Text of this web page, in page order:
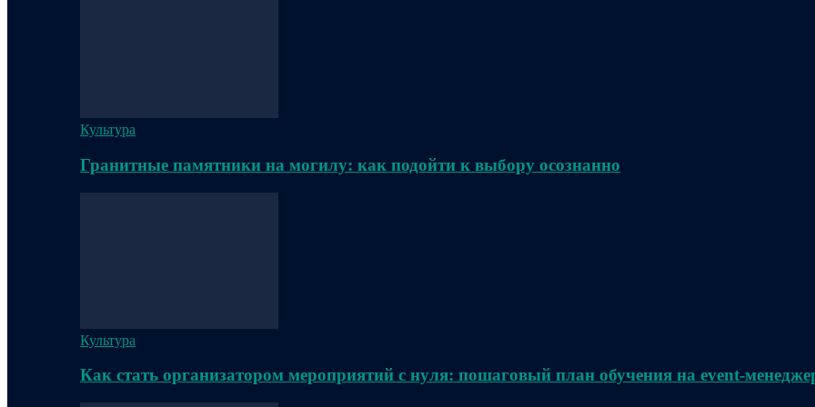
Культура
Гранитные памятники на могилу: как подойти к выбору осознанно
Культура
Как стать организатором мероприятий с нуля: пошаговый план обучения на event-